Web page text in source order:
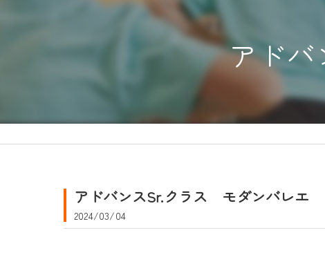
モダンバレエ
ヒップホップ
ジャズダンス
ストレッチ
アド
アドバンスSr.クラス モダンバレエ
2024/03/04